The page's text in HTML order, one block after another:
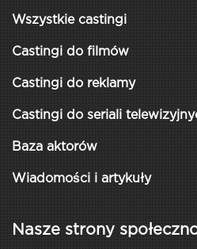
Wszystkie castingi
Castingi do filmów
Castingi do reklamy
Castingi do seriali
Baza aktorów
Wiadomości i artykuły
Nasze strony